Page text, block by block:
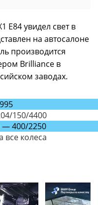
Е84 увидел свет в
на автосалоне
производится
Brilliance в
заводах.
150/4400
400/2250
колеса